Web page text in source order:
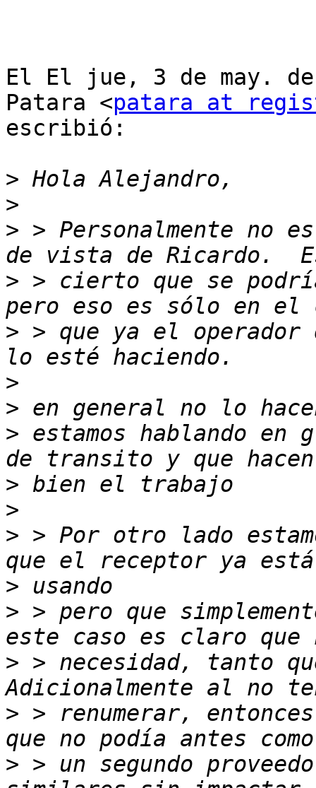
El El jue, 3 de may.
Patara <patara at
escribió:
>
>
> > Personalmente no
> > cierto que se
> > que ya el
>
>
> estamos hablando en
>
>
> > Por otro lado
>
> > pero que
> > necesidad, tanto
> > renumerar,
> > un segundo